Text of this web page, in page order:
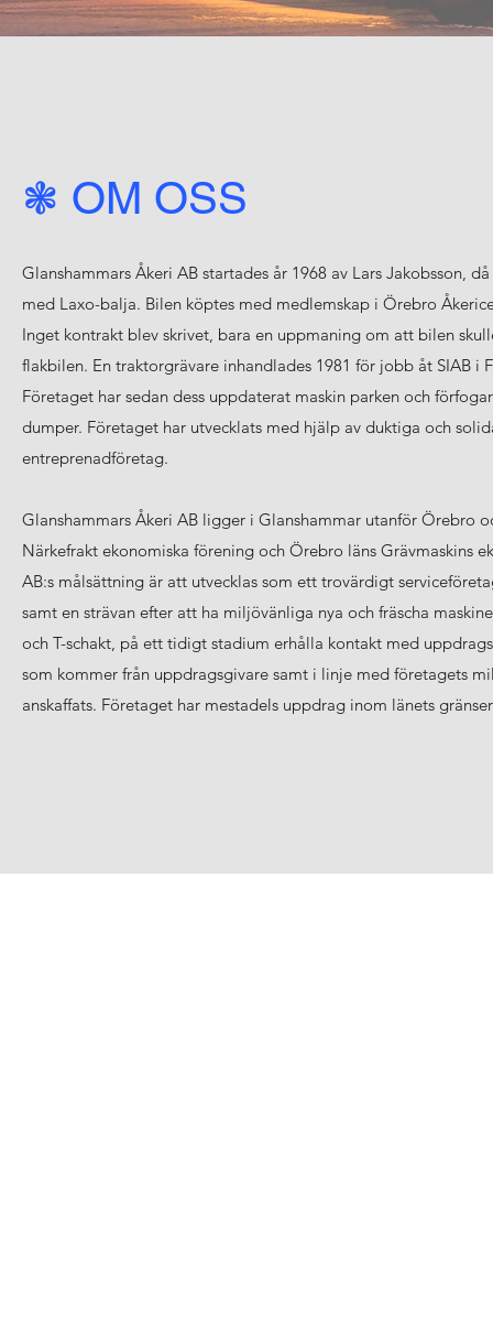
❃ OM OSS
Glanshammars Åkeri AB startades år 1968 av Lars Jakobsson,
med Laxo-balja. Bilen köptes med medlemskap i Örebro
Inget kontrakt blev skrivet, bara en uppmaning om att bilen
flakbilen. En traktorgrävare inhandlades 1981 för jobb åt SIAB i
Företaget har sedan dess uppdaterat maskin parken och
dumper. Företaget har utvecklats med hjälp av duktiga och
entreprenadföretag.
Glanshammars Åkeri AB ligger i Glanshammar utanför Örebro
Närkefrakt ekonomiska förening och Örebro läns Grävmaskins
AB:s målsättning är att utvecklas som ett trovärdigt
samt en strävan efter att ha miljövänliga nya och fräscha
och T-schakt, på ett tidigt stadium erhålla kontakt med
som kommer från uppdragsgivare samt i linje med företagets
anskaffats. Företaget har mestadels uppdrag inom länets